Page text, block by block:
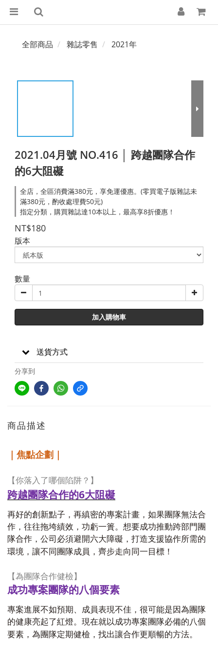
全部商品 雜誌零售 2021年
2021.04月號 NO.416 │ 跨越團隊合作
的6大阻礙
全店，全區消費滿380元，享免運優惠。(零買電子版雜誌未
滿380元，酌收處理費50元)
指定分類，購買雜誌達10本以上，最高享8折優惠！
NT$180
版本
數量
加入購物車
送貨方式
分享到
商品描述
｜焦點企劃｜
【你落入了哪個陷阱？】
跨越團隊合作的6大阻礙
再好的創新點子，再縝密的專案計畫，如果團隊無法合
作，往往拖垮績效，功虧一簣。想要成功推動跨部門團
隊合作，公司必須避開六大障礙，打造支援協作所需的
環境，讓不同團隊成員，齊步走向同一目標！
【為團隊合作健檢】
成功專案團隊的八個要素
專案進展不如預期、成員表現不佳，很可能是因為團隊
的健康亮起了紅燈。現在就以成功專案團隊必備的八個
要素，為團隊定期健檢，找出讓合作更順暢的方法。